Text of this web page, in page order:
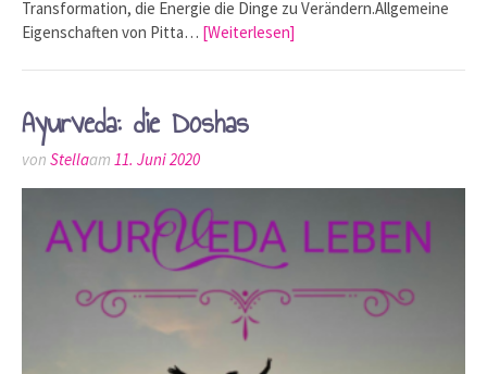
Transformation, die Energie die Dinge zu Verändern.Allgemeine
Eigenschaften von Pitta… [Weiterlesen]
Ayurveda: die Doshas
von Stellaam 11. Juni 2020